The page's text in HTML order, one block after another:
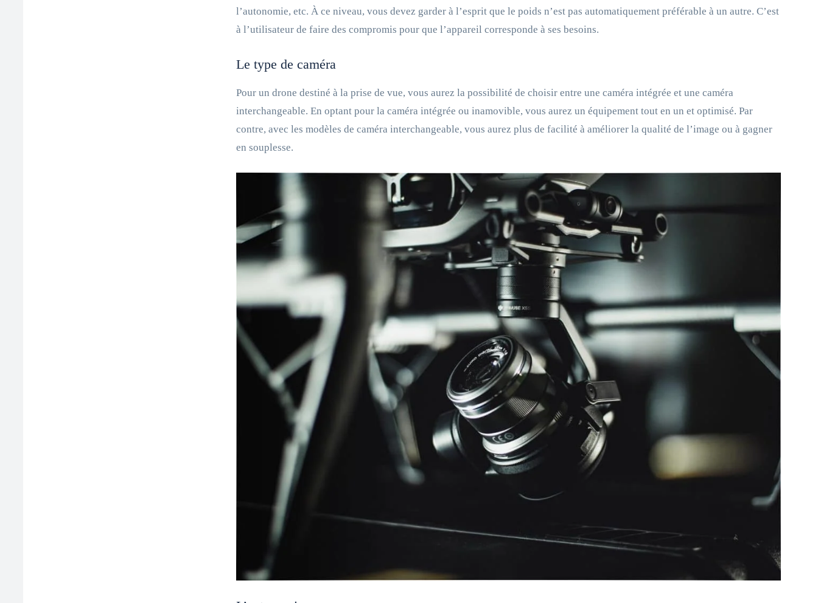
l’autonomie, etc. À ce niveau, vous devez garder à l’esprit que le poids n’est pas automatiquement préférable à un autre. C’est
à l’utilisateur de faire des compromis pour que l’appareil corresponde à ses besoins.
Le type de caméra
Pour un drone destiné à la prise de vue, vous aurez la possibilité de choisir entre une caméra intégrée et une caméra
interchangeable. En optant pour la caméra intégrée ou inamovible, vous aurez un équipement tout en un et optimisé. Par
contre, avec les modèles de caméra interchangeable, vous aurez plus de facilité à améliorer la qualité de l’image ou à gagner
en souplesse.